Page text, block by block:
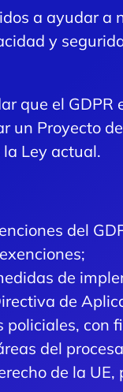
a ayudar a
y
que el
un Proyecto
Ley actual.
del
de
de
policiales, con
del
de la